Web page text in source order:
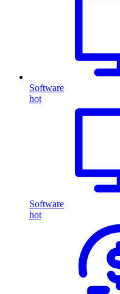
Software
hot
Software
hot